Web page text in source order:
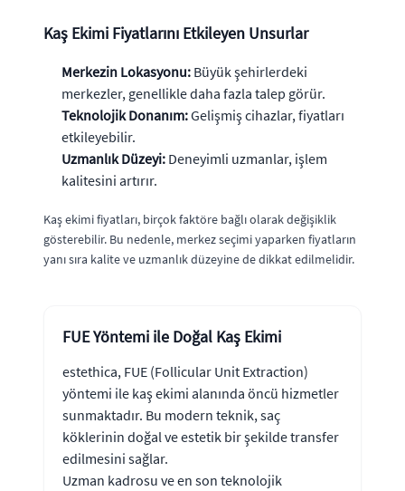
Kaş Ekimi Fiyatlarını Etkileyen Unsurlar
Merkezin Lokasyonu: Büyük şehirlerdeki
merkezler, genellikle daha fazla talep görür.
Teknolojik Donanım:Gelişmiş cihazlar, fiyatları
etkileyebilir.
Uzmanlık Düzeyi: Deneyimli uzmanlar, işlem
kalitesini artırır.
Kaş ekimi fiyatları, birçok faktöre bağlı olarak değişiklik
gösterebilir. Bu nedenle, merkez seçimi yaparken fiyatların
yanı sıra kalite ve uzmanlık düzeyine de dikkat edilmelidir.
FUE Yöntemi ile Doğal Kaş Ekimi
estethica, FUE (Follicular Unit Extraction)
yöntemi ile kaş ekimi alanında öncü hizmetler
sunmaktadır. Bu modern teknik, saç
köklerinin doğal ve estetik bir şekilde transfer
edilmesini sağlar.
Uzman kadrosu ve en son teknolojik